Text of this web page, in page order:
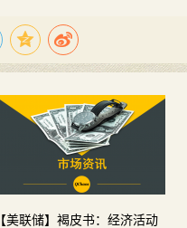
【美联储】褐皮书：经济活动